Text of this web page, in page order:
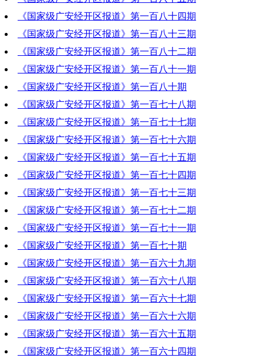
2022-09-29 19:36:04
《国家级广安经开区报道》第一百八十四期
2022-09-22 20:48:31
《国家级广安经开区报道》第一百八十三期
2022-09-15 20:12:03
《国家级广安经开区报道》第一百八十二期
2022-09-08 20:11:00
《国家级广安经开区报道》第一百八十一期
2022-09-01 18:52:28
《国家级广安经开区报道》第一百八十期
2022-08-25 19:17:14
《国家级广安经开区报道》第一百七十八期
2022-08-11 19:47:44
《国家级广安经开区报道》第一百七十七期
2022-08-04 20:40:36
《国家级广安经开区报道》第一百七十六期
2022-07-28 19:34:14
《国家级广安经开区报道》第一百七十五期
2022-07-21 19:47:34
《国家级广安经开区报道》第一百七十四期
2022-07-14 20:52:07
《国家级广安经开区报道》第一百七十三期
2022-07-07 19:15:47
《国家级广安经开区报道》第一百七十二期
2022-06-30 19:25:30
《国家级广安经开区报道》第一百七十一期
2022-06-23 19:22:03
《国家级广安经开区报道》第一百七十期
2022-06-16 19:09:34
《国家级广安经开区报道》第一百六十九期
2022-06-09 19:42:33
《国家级广安经开区报道》第一百六十八期
2022-06-02 19:53:51
《国家级广安经开区报道》第一百六十七期
2022-05-26 20:52:28
《国家级广安经开区报道》第一百六十六期
2022-05-19 19:32:53
《国家级广安经开区报道》第一百六十五期
2022-05-12 20:34:55
《国家级广安经开区报道》第一百六十四期